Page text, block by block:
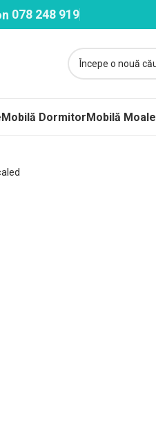
078 248 919
Mobilă DormitorMobilă Moale